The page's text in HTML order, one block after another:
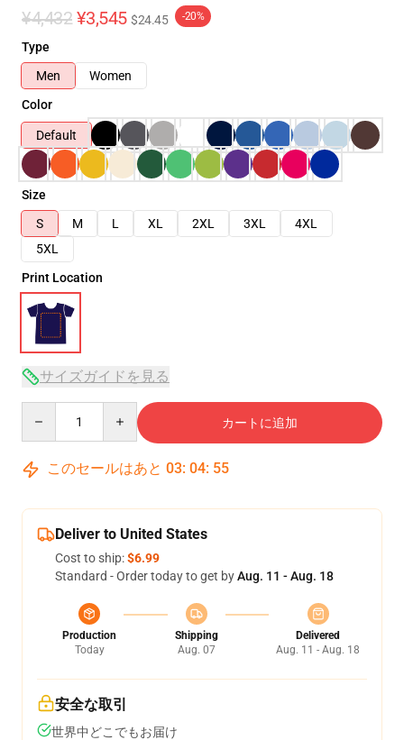
¥4,432 ¥3,545 $24.45 -20%
Type
Men
Women
Color
Default
Size
S
M L XL 2XL 3XL
4XL
5XL
Print Location
サイズガイドを見る
カートに追加
このセールはあと 03: 04: 54
Deliver to United States
Cost to ship:$6.99
Standard - Order today to get byAug. 11 - Aug. 18
Production
Today
Shipping
Aug. 07
Delivered
Aug. 11 - Aug. 18
安全な取引
世界中どこでもお届け